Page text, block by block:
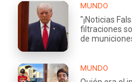
MUNDO
"¡Noticias
filtraciones
de
MUNDO